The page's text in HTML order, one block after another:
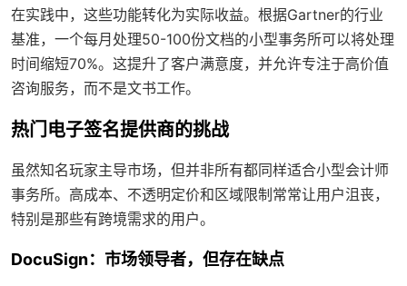
在实践中，这些功能转化为实际收益。根据Gartner的行业
基准，一个每月处理50-100份文档的小型事务所可以将处理
时间缩短70%。这提升了客户满意度，并允许专注于高价值
咨询服务，而不是文书工作。
热门电子签名提供商的挑战
虽然知名玩家主导市场，但并非所有都同样适合小型会计师
事务所。高成本、不透明定价和区域限制常常让用户沮丧，
特别是那些有跨境需求的用户。
DocuSign：市场领导者，但存在缺点